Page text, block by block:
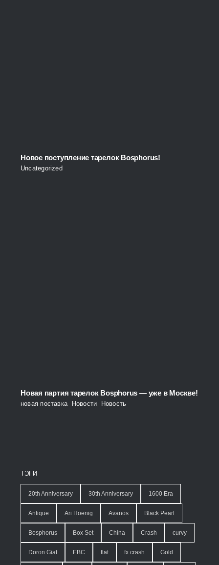
Новое поступление тарелок Bosphorus!
Uncategorized
Новая партия тарелок Bosphorus — уже в Москве!
новая поставка Новости Новость
ТЭГИ
20th Anniversary 30th Anniversary 1600 Era
Antique Ari Hoenig Avanos Black Pearl
Bosphorus Box Set China Crash curvy
Doron Giat EBC flat fx crash Gold